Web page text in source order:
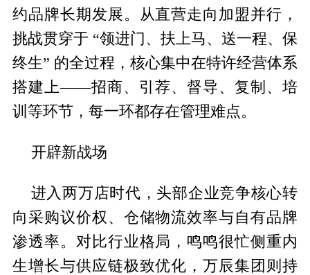
约品牌长期发展。从直营走向加盟并行，
挑战贯穿于 “领进门、扶上马、送一程、保
终生” 的全过程，核心集中在特许经营体系
搭建上——招商、引荐、督导、复制、培
训等环节，每一环都存在管理难点。
开辟新战场
进入两万店时代，头部企业竞争核心转
向采购议价权、仓储物流效率与自有品牌
渗透率。对比行业格局，鸣鸣很忙侧重内
生增长与供应链极致优化，万辰集团则持